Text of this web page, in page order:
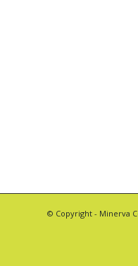
© Copyright - Minerva